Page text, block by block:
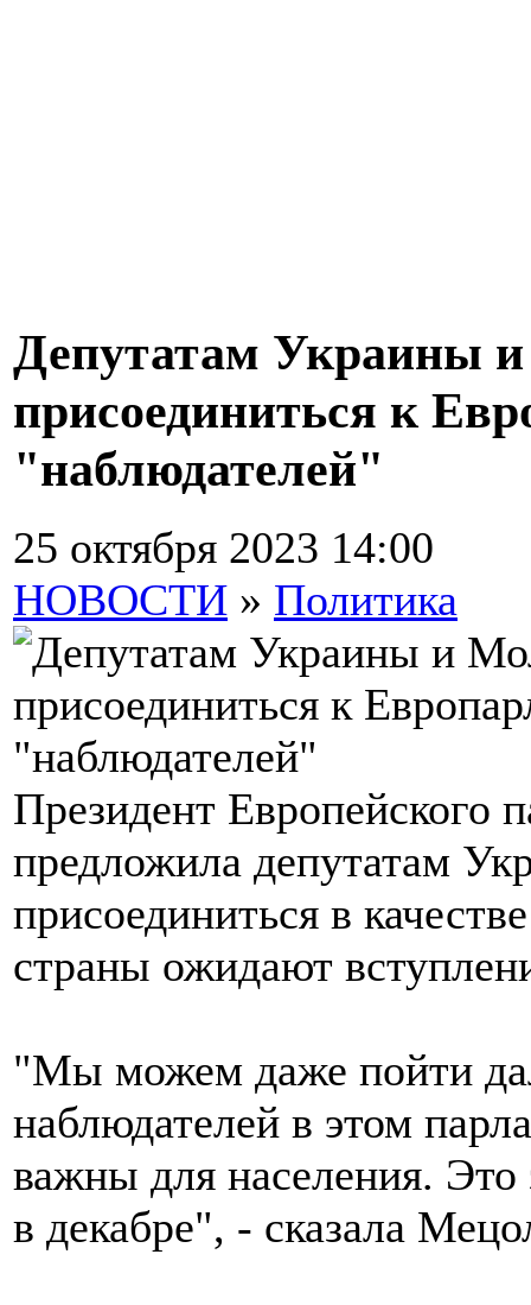
Депутатам Украины
присоединиться к
"наблюдателей"
25 октября 2023 14:00
НОВОСТИ » Политика
Президент Европейского
предложила депутатам
присоединиться в
страны ожидают
"Мы можем даже пойти
наблюдателей в этом
важны для населения. Это
в декабре", - сказала